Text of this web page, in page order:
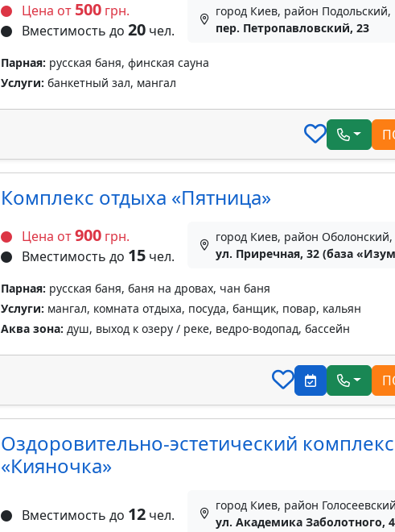
Цена от 500грн.
Вместимость до 20чел.
город Киев, район Подольский,
пер. Петропавловский, 23
Парная: русская баня, финская сауна
Услуги: банкетный зал, мангал
Комплекс отдыха «Пятница»
Цена от900грн.
Вместимость до 15чел.
город Киев, район Оболонский,
ул. Приречная, 32 (база
Парная: русская баня, баня на дровах, чан баня
Услуги: мангал, комната отдыха, посуда, банщик, повар, кальян
Аква зона: душ, выход к озеру / реке, ведро-водопад, бассейн
Оздоровительно-эстетический комплекс
«Кияночка»
Вместимость до 12чел.
город Киев, район
ул. Академика Заболотного,